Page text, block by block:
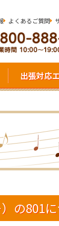
よくあるご質問
出張対応
の801